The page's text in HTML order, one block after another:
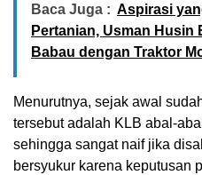
Baca Juga : Aspirasi
Pertanian, Usman Husin
Babau dengan Traktor
Menurutnya, sejak awal
tersebut adalah KLB abal-
sehingga sangat naif jika
bersyukur karena keputusan